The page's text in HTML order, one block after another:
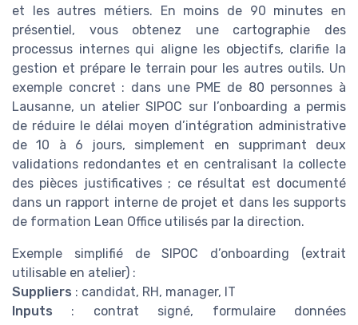
et les autres métiers. En moins de 90 minutes en
présentiel, vous obtenez une cartographie des
processus internes qui aligne les objectifs, clarifie la
gestion et prépare le terrain pour les autres outils. Un
exemple concret : dans une PME de 80 personnes à
Lausanne, un atelier SIPOC sur l’onboarding a permis
de réduire le délai moyen d’intégration administrative
de 10 à 6 jours, simplement en supprimant deux
validations redondantes et en centralisant la collecte
des pièces justificatives ; ce résultat est documenté
dans un rapport interne de projet et dans les supports
de formation Lean Office utilisés par la direction.
Exemple simplifié de SIPOC d’onboarding (extrait
utilisable en atelier) :
Suppliers : candidat, RH, manager, IT
Inputs : contrat signé, formulaire données